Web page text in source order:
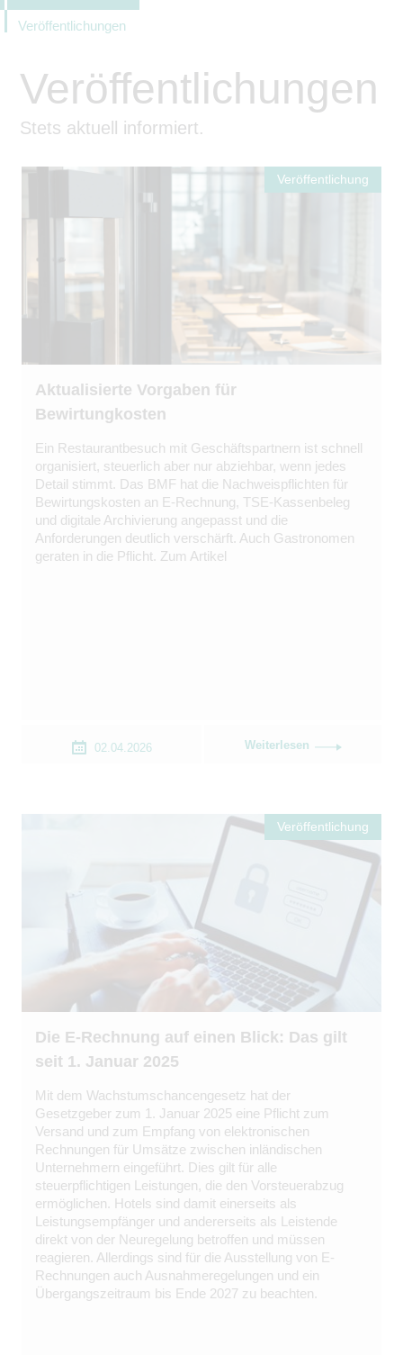
Veröffentlichungen
Veröffentlichungen
Stets aktuell informiert.
Veröffentlichung
Aktualisierte Vorgaben für
Bewirtungkosten
Ein Restaurantbesuch mit Geschäftspartnern ist schnell
organisiert, steuerlich aber nur abziehbar, wenn jedes
Detail stimmt. Das BMF hat die Nachweispflichten für
Bewirtungskosten an E-Rechnung, TSE-Kassenbeleg
und digitale Archivierung angepasst und die
Anforderungen deutlich verschärft. Auch Gastronomen
geraten in die Pflicht. Zum Artikel
02.04.2026 Weiterlesen
Veröffentlichung
Die E-Rechnung auf einen Blick: Das gilt
seit 1. Januar 2025
Mit dem Wachstumschancengesetz hat der
Gesetzgeber zum 1. Januar 2025 eine Pflicht zum
Versand und zum Empfang von elektronischen
Rechnungen für Umsätze zwischen inländischen
Unternehmern eingeführt. Dies gilt für alle
steuerpflichtigen Leistungen, die den Vorsteuerabzug
ermöglichen. Hotels sind damit einerseits als
Leistungsempfänger und andererseits als Leistende
direkt von der Neuregelung betroffen und müssen
reagieren. Allerdings sind für die Ausstellung von E-
Rechnungen auch Ausnahmeregelungen und ein
Übergangszeitraum bis Ende 2027 zu beachten.